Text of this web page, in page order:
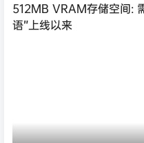
512MB VRAM存储空间:
语”上线以来